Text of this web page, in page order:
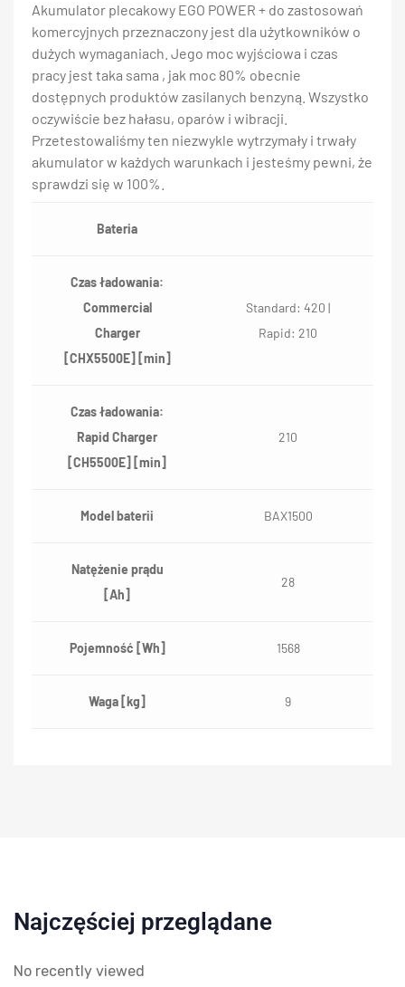
Akumulator plecakowy EGO POWER + do zastosowań
komercyjnych przeznaczony jest dla użytkowników o
dużych wymaganiach. Jego moc wyjściowa i czas
pracy jest taka sama , jak moc 80% obecnie
dostępnych produktów zasilanych benzyną. Wszystko
oczywiście bez hałasu, oparów i wibracji.
Przetestowaliśmy ten niezwykle wytrzymały i trwały
akumulator w każdych warunkach i jesteśmy pewni, że
sprawdzi się w 100%.
Bateria
Czas ładowania:
Commercial
Charger
[CHX5500E] [min]
Standard: 420 |
Rapid: 210
Czas ładowania:
Rapid Charger
[CH5500E] [min]
210
Model baterii BAX1500
Natężenie prądu
[Ah]
28
Pojemność [Wh] 1568
Waga [kg] 9
Najczęściej przeglądane
No recently viewed